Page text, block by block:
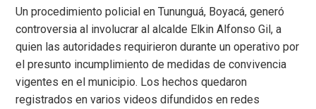
Un procedimiento policial en Tununguá, Boyacá, generó
controversia al involucrar al alcalde Elkin Alfonso Gil, a
quien las autoridades requirieron durante un operativo por
el presunto incumplimiento de medidas de convivencia
vigentes en el municipio. Los hechos quedaron
registrados en varios videos difundidos en redes